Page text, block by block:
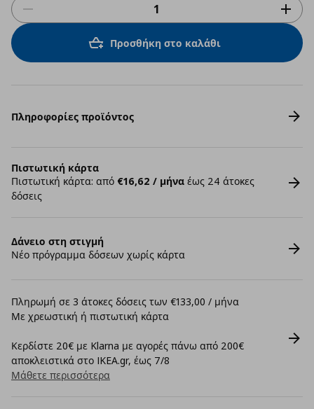
Προσθήκη στο καλάθι
Πληροφορίες προϊόντος
Πιστωτική κάρτα
Πιστωτική κάρτα: από €16,62 / μήνα έως 24 άτοκες
δόσεις
Δάνειο στη στιγμή
Νέο πρόγραμμα δόσεων χωρίς κάρτα
Πληρωμή σε 3 άτοκες δόσεις των €133,00 / μήνα
Με χρεωστική ή πιστωτική κάρτα
Κερδίστε 20€ με Klarna με αγορές πάνω από 200€
αποκλειστικά στο IKEA.gr, έως 7/8
Μάθετε περισσότερα